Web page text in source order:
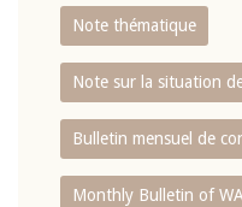
Note thématique
Note sur la situation
Bulletin mensuel de
Monthly Bulletin of